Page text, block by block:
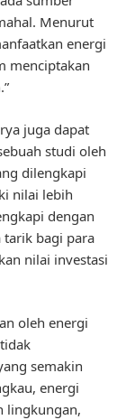
Menurut
energi
menciptakan
juga dapat
studi oleh
dilengkapi
nilai lebih
dengan
tarik bagi para
nilai investasi
oleh energi
semakin
energi
lingkungan,